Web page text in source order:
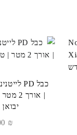
| אורך
יבואן C-Data
₪